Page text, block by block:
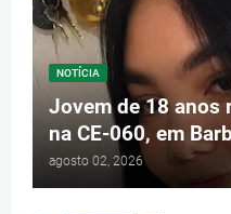
NOTÍCIA
Jovem de 18 anos
na CE-060, em
agosto 02, 2026